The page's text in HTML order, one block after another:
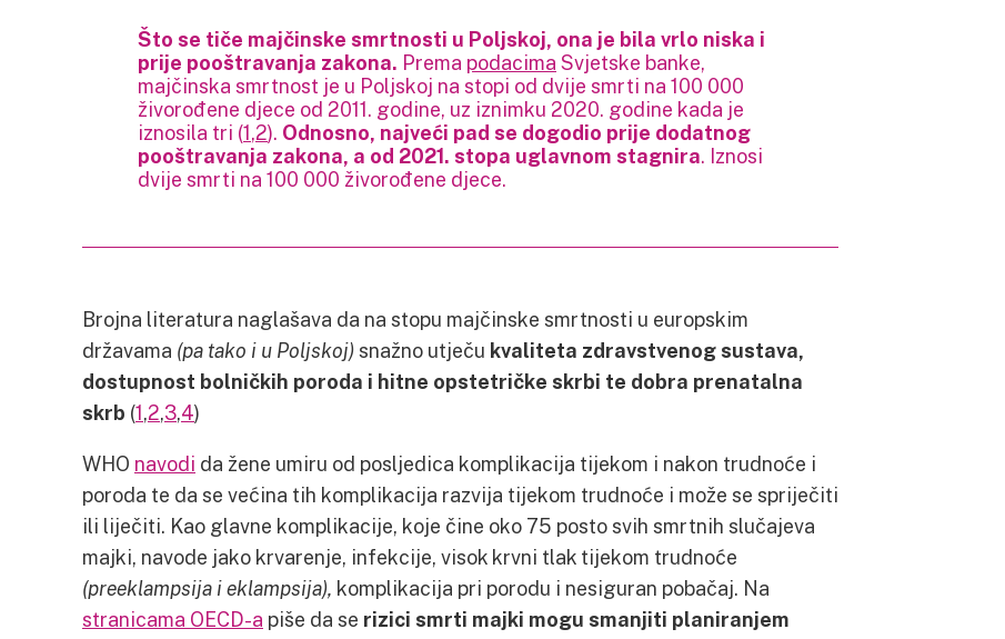
Što se tiče majčinske smrtnosti u Poljskoj, ona je bila vrlo niska i
prije pooštravanja zakona. Prema podacima Svjetske banke,
majčinska smrtnost je u Poljskoj na stopi od dvije smrti na 100 000
živorođene djece od 2011. godine, uz iznimku 2020. godine kada je
iznosila tri (1,2). Odnosno, najveći pad se dogodio prije dodatnog
pooštravanja zakona, a od 2021. stopa uglavnom stagnira. Iznosi
dvije smrti na 100 000 živorođene djece.
Brojna literatura naglašava da na stopu majčinske smrtnosti u europskim
državama (pa tako i u Poljskoj)snažno utječu kvaliteta zdravstvenog sustava,
dostupnost bolničkih poroda i hitne opstetričke skrbi te dobra prenatalna
skrb (1,2,3,4)
WHO navodi da žene umiru od posljedica komplikacija tijekom i nakon trudnoće i
poroda te da se većina tih komplikacija razvija tijekom trudnoće i može se spriječiti
ili liječiti. Kao glavne komplikacije, koje čine oko 75 posto svih smrtnih slučajeva
majki, navode jako krvarenje, infekcije, visok krvni tlak tijekom trudnoće
(preeklampsija i eklampsija), komplikacija pri porodu i nesiguran pobačaj. Na
stranicama OECD-a piše da se rizici smrti majki mogu smanjiti planiranjem